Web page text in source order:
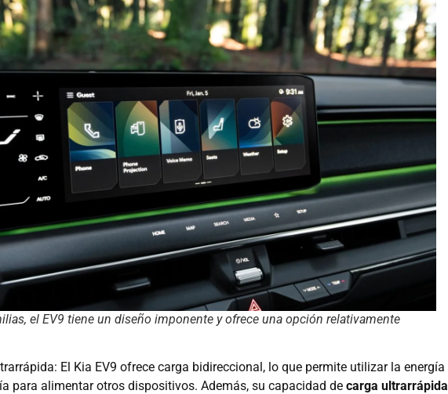
el EV9 tiene un diseño imponente y ofrece una opción relativamente
El Kia EV9 ofrece carga bidireccional, lo que permite utilizar la energía
para alimentar otros dispositivos. Además, su capacidad de carga ultrarrápida